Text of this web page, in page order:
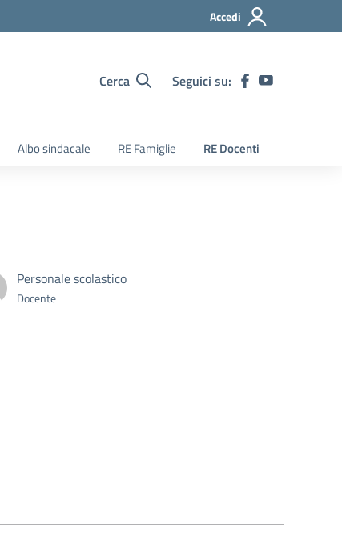
Accedi
Cerca Seguici su:
Albo sindacale RE Famiglie RE Docenti
Personale scolastico
Docente